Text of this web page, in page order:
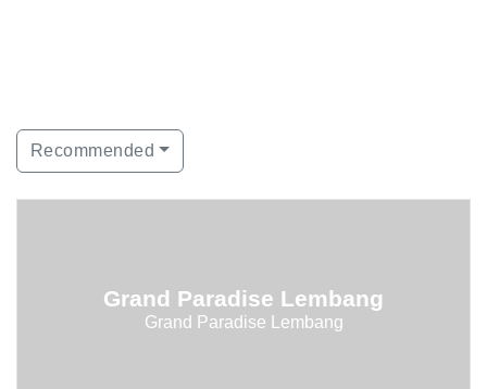
Recommended
Grand Paradise Lembang
Grand Paradise Lembang